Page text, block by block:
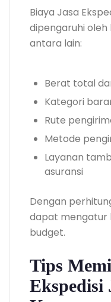
Biaya Jasa
dipengaruhi
antara lain:
Berat total
Kategori
Rute
Metode
Layanan
asuransi
Dengan
dapat mengatur
budget.
Tips
Ekspedisi